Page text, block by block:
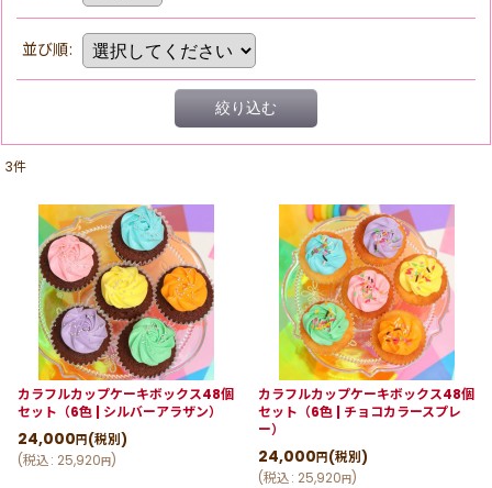
並び順:
絞り込む
3件
カラフルカップケーキボックス48個
セット（6色 | シルバーアラザン）
24,000 円(税別)
(税込: 25,920円)
カラフルカップケーキボックス48個
セット（6色 | チョコカラースプレ
ー）
24,000 円(税別)
(税込: 25,920円)